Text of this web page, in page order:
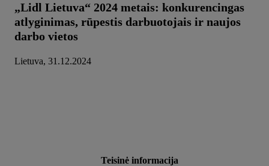
„Lidl Lietuva“ 2024 metais: konkurencingas
atlyginimas, rūpestis darbuotojais ir naujos
darbo vietos
Lietuva, 31.12.2024
Teisinė informacija